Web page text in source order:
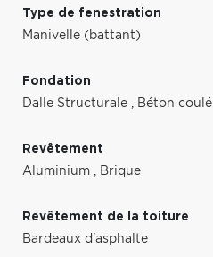
Type de fenestration
Manivelle (battant)
Fondation
Dalle Structurale , Béton coulé
Revêtement
Aluminium , Brique
Revêtement de la toiture
Bardeaux d'asphalte